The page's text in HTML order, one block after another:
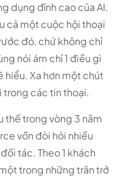
dụng đỉnh cao của AI.
cả một cuộc hội thoại
đó, chứ không chỉ
nói ám chỉ 1 điều gì
hiểu. Xa hơn một chút
trong các tin thoại.
thế trong vòng 3 năm
vốn đòi hỏi nhiều
tác. Theo 1 khách
trong những trăn trở